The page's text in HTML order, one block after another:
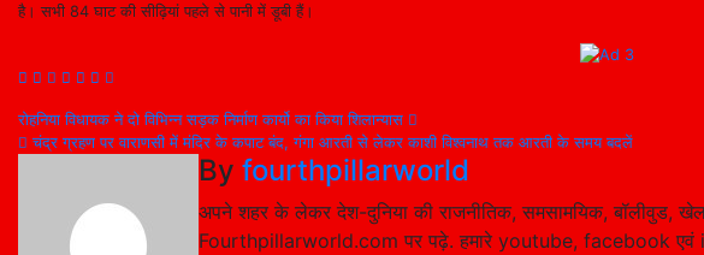
है। सभी 84 घाट की सीढ़ियां पहले से पानी में डूबी हैं।
Post
navigation
रोहनिया विधायक ने दो विभिन्न सड़क निर्माण कार्यो का किया शिलान्यास
चंद्र ग्रहण पर वाराणसी में मंदिर के कपाट बंद, गंगा आरती से लेकर काशी विश्वनाथ तक आरती के समय बदलें
By fourthpillarworld
अपने शहर के लेकर देश-दुनिया की राजनीतिक, समसामयिक, बॉलीवुड, खेल,
Fourthpillarworld.com पर पढ़े. हमारे youtube, facebook एवं